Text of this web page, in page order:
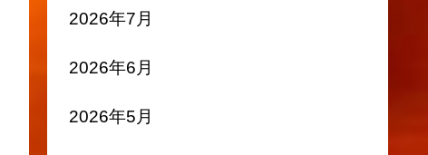
2026年7月
2026年6月
2026年5月